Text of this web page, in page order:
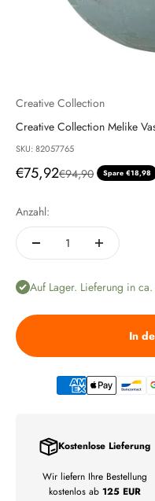
Creative Collection
Creative Collection Melike
SKU: 82057765
Angebot
€75,92Regulärer Preis
€94,90 Spare €18,98
Anzahl:
Auf Lager. Lieferung in
In
Kostenlose Lieferung
Wir liefern Ihre Bestellung
kostenlos ab 125 EUR